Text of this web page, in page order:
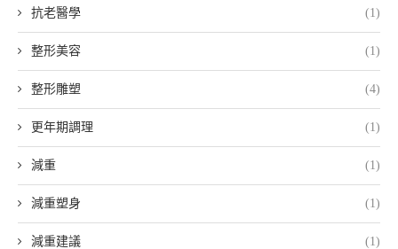
抗老醫學 (1)
整形美容 (1)
整形雕塑 (4)
更年期調理 (1)
減重 (1)
減重塑身 (1)
減重建議 (1)